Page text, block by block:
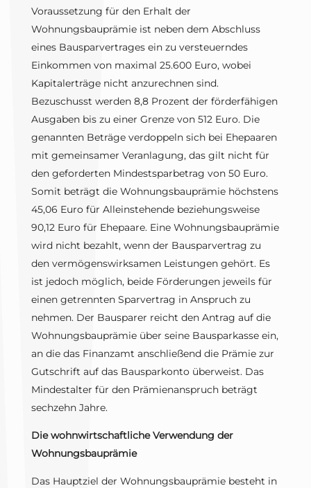
Voraussetzung für den Erhalt der
Wohnungsbauprämie ist neben dem Abschluss
eines Bausparvertrages ein zu versteuerndes
Einkommen von maximal 25.600 Euro, wobei
Kapitalerträge nicht anzurechnen sind.
Bezuschusst werden 8,8 Prozent der förderfähigen
Ausgaben bis zu einer Grenze von 512 Euro. Die
genannten Beträge verdoppeln sich bei Ehepaaren
mit gemeinsamer Veranlagung, das gilt nicht für
den geforderten Mindestsparbetrag von 50 Euro.
Somit beträgt die Wohnungsbauprämie höchstens
45,06 Euro für Alleinstehende beziehungsweise
90,12 Euro für Ehepaare. Eine Wohnungsbauprämie
wird nicht bezahlt, wenn der Bausparvertrag zu
den vermögenswirksamen Leistungen gehört. Es
ist jedoch möglich, beide Förderungen jeweils für
einen getrennten Sparvertrag in Anspruch zu
nehmen. Der Bausparer reicht den Antrag auf die
Wohnungsbauprämie über seine Bausparkasse ein,
an die das Finanzamt anschließend die Prämie zur
Gutschrift auf das Bausparkonto überweist. Das
Mindestalter für den Prämienanspruch beträgt
sechzehn Jahre.
Die wohnwirtschaftliche Verwendung der
Wohnungsbauprämie
Das Hauptziel der Wohnungsbauprämie besteht in